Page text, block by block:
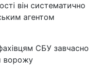
він систематично
агентом
СБУ завчасно
ворожу